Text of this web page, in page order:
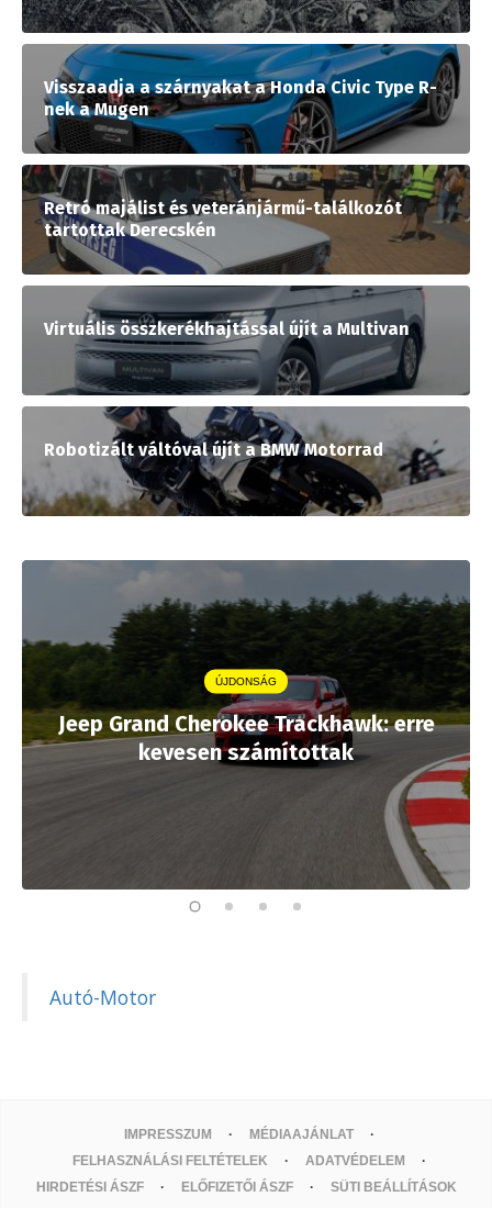
Visszaadja a szárnyakat a Honda Civic Type R-
nek a Mugen
Retró majálist és veteránjármű-találkozót
tartottak Derecskén
Virtuális összkerékhajtással újít a Multivan
Robotizált váltóval újít a BMW Motorrad
ÚJDONSÁG
Jeep Grand Cherokee Trackhawk: erre
kevesen számítottak
Autó-Motor
IMPRESSZUM
MÉDIAAJÁNLAT
FELHASZNÁLÁSI FELTÉTELEK
ADATVÉDELEM
HIRDETÉSI ÁSZF
ELŐFIZETŐI ÁSZF SÜTI BEÁLLÍTÁSOK